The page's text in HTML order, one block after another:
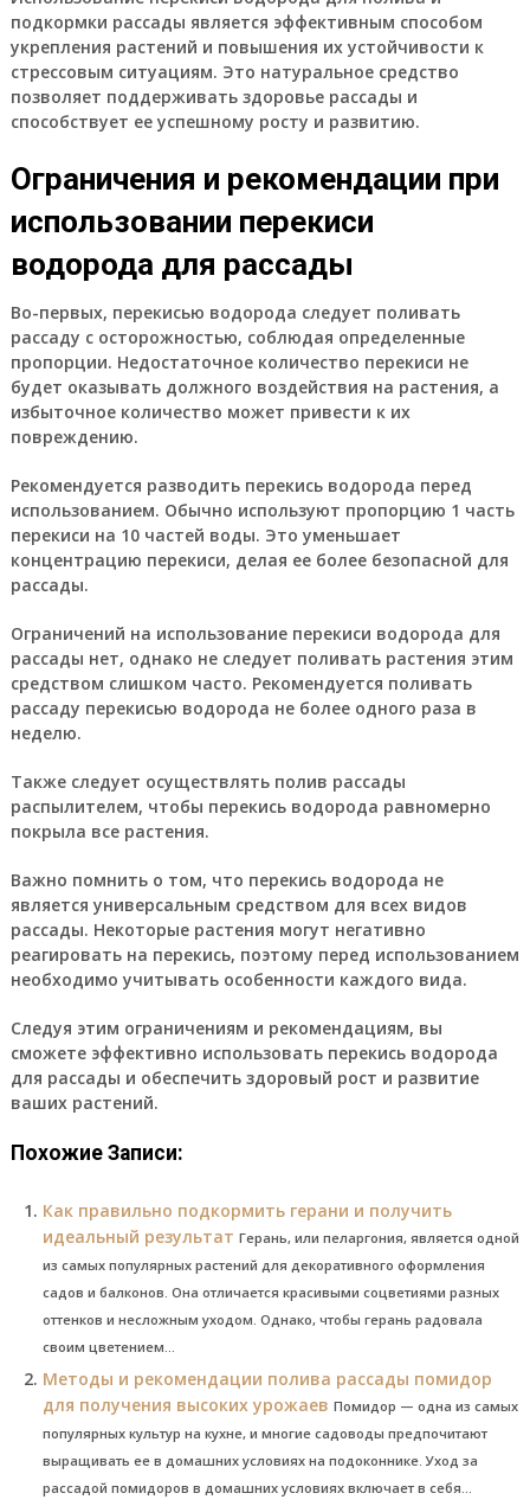
подкормки рассады является эффективным способом
укрепления растений и повышения их устойчивости к
стрессовым ситуациям. Это натуральное средство
позволяет поддерживать здоровье рассады и
способствует ее успешному росту и развитию.
Ограничения и рекомендации при
использовании перекиси
водорода для рассады
Во-первых, перекисью водорода следует поливать
рассаду с осторожностью, соблюдая определенные
пропорции. Недостаточное количество перекиси не
будет оказывать должного воздействия на растения, а
избыточное количество может привести к их
повреждению.
Рекомендуется разводить перекись водорода перед
использованием. Обычно используют пропорцию 1 часть
перекиси на 10 частей воды. Это уменьшает
концентрацию перекиси, делая ее более безопасной для
рассады.
Ограничений на использование перекиси водорода для
рассады нет, однако не следует поливать растения этим
средством слишком часто. Рекомендуется поливать
рассаду перекисью водорода не более одного раза в
неделю.
Также следует осуществлять полив рассады
распылителем, чтобы перекись водорода равномерно
покрыла все растения.
Важно помнить о том, что перекись водорода не
является универсальным средством для всех видов
рассады. Некоторые растения могут негативно
реагировать на перекись, поэтому перед использованием
необходимо учитывать особенности каждого вида.
Следуя этим ограничениям и рекомендациям, вы
сможете эффективно использовать перекись водорода
для рассады и обеспечить здоровый рост и развитие
ваших растений.
Похожие Записи:
Как правильно подкормить герани и получить
идеальный результат Герань, или пеларгония, является одной
из самых популярных растений для декоративного оформления
садов и балконов. Она отличается красивыми соцветиями разных
оттенков и несложным уходом. Однако, чтобы герань радовала
своим цветением...
Методы и рекомендации полива рассады помидор
для получения высоких урожаев Помидор — одна из самых
популярных культур на кухне, и многие садоводы предпочитают
выращивать ее в домашних условиях на подоконнике. Уход за
рассадой помидоров в домашних условиях включает в себя...